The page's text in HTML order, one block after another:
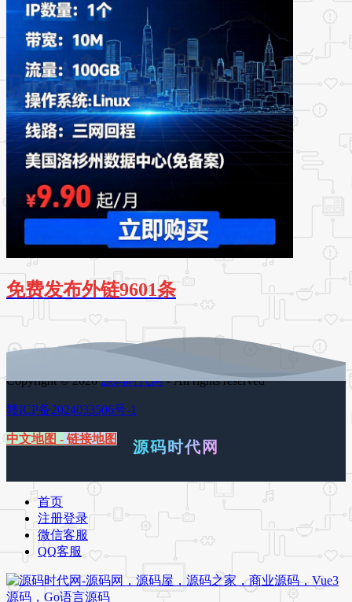
免费发布外链9601条
Copyright © 2026源码时代网- All rights reserved
赣ICP备2024033506号-1
中文地图 - 链接地图 源码时代网
首页
注册登录
微信客服
QQ客服